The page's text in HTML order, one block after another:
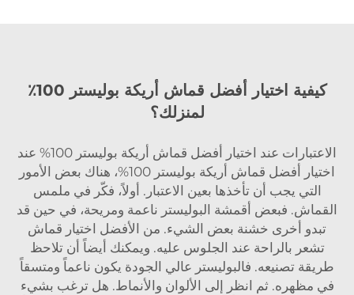
كيفية اختيار أفضل قماش أريكة بوليستر 100٪
لمنزلك؟
الاعتبارات عند اختيار أفضل قماش أريكة بوليستر 100% عند
اختيار أفضل قماش أريكة بوليستر 100%، هناك بعض الأمور
التي يجب أن تأخذها بعين الاعتبار. أولاً، فكّر في ملمس
القماش. فبعض أقمشة البوليستر ناعمة ومريحة، في حين قد
تبدو أخرى خشنة بعض الشيء. من الأفضل اختيار قماش
تشعر بالراحة عند الجلوس عليه. ويمكنك أيضاً أن تلاحظ
طريقة تصنيعه. فالبوليستر عالي الجودة يكون ناعماً ومتسقاً
في مظهره. ثم انظر إلى الألوان والأنماط. هل ترغب بشيء